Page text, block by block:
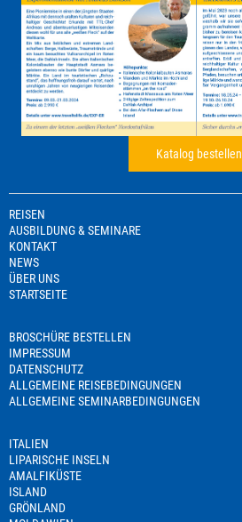
Katalog bestellen
REISEN
AUSBILDUNG & SEMINARE
KONTAKT
NEWS
ÜBER UNS
STARTSEITE
BROSCHÜRE BESTELLEN
IMPRESSUM
DATENSCHUTZ
ALLGEMEINE REISEBEDINGUNGEN
ALLGEMEINE SEMINARBEDINGUNGEN
ITALIEN
LIPARISCHE INSELN
AMALFIKÜSTE
ISLAND
GRÖNLAND